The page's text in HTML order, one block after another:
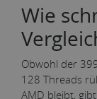
Wie
Obwohl der
128 Threads
AMD bleibt,